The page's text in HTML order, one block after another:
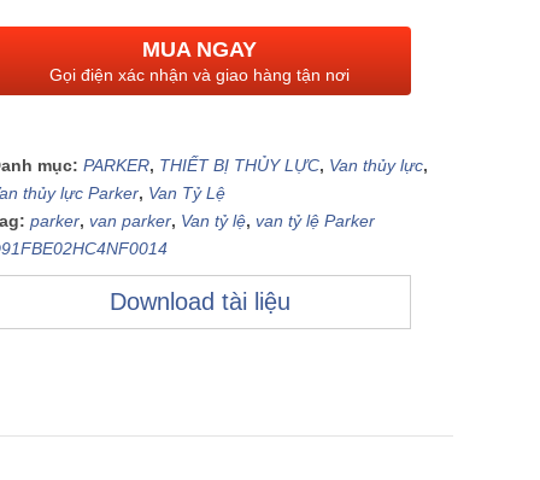
MUA NGAY
Gọi điện xác nhận và giao hàng tận nơi
mục: PARKER, THIẾT BỊ THỦY LỰC, Van thủy lực,
thủy lực Parker, Van Tỷ Lệ
parker, van parker, Van tỷ lệ, van tỷ lệ Parker
Download tài liệu